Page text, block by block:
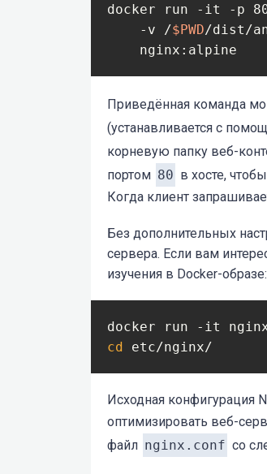
docker run -it -p
    -v /
$PWD/dist/
    nginx:alpine
Приведённая команда
(устанавливается с
корневую папку веб-
портом 80 в хосте,
Когда клиент
Без дополнительных
сервера. Если вам
изучения в Docker-образе:
cd etc/nginx/
Исходная
оптимизировать веб-
файл nginx.conf со